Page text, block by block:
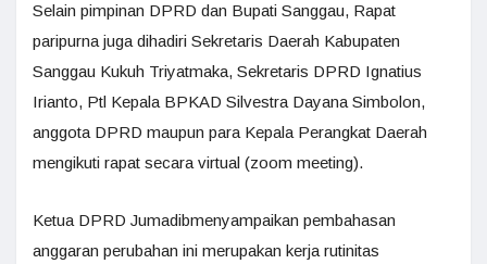
Selain pimpinan DPRD dan Bupati Sanggau, Rapat
paripurna juga dihadiri Sekretaris Daerah Kabupaten
Sanggau Kukuh Triyatmaka, Sekretaris DPRD Ignatius
Irianto, Ptl Kepala BPKAD Silvestra Dayana Simbolon,
anggota DPRD maupun para Kepala Perangkat Daerah
mengikuti rapat secara virtual (zoom meeting).
Ketua DPRD Jumadibmenyampaikan pembahasan
anggaran perubahan ini merupakan kerja rutinitas